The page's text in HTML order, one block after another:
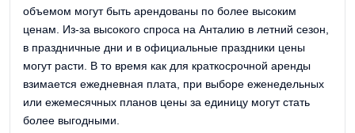
объемом могут быть арендованы по более высоким
ценам. Из-за высокого спроса на Анталию в летний сезон,
в праздничные дни и в официальные праздники цены
могут расти. В то время как для краткосрочной аренды
взимается ежедневная плата, при выборе еженедельных
или ежемесячных планов цены за единицу могут стать
более выгодными.